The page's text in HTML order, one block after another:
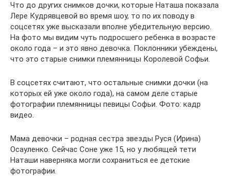
Что до других снимков дочки, которые Наташа показала
Лере Кудрявцевой во время шоу, то по их поводу в
соцсетях уже высказали вполне убедительную версию.
На фото мы видим чуть подросшего ребенка в возрасте
около года – и это явно девочка. Поклонники убеждены,
что это старые снимки племянницы Королевой Софьи.
В соцсетях считают, что остальные снимки дочки (на
которых ей уже около года), на самом деле старые
фотографии племянницы певицы Софьи. Фото: кадр
видео.
Мама девочки – родная сестра звезды Руся (Ирина)
Осауленко. Сейчас Соне уже 15, но у любящей тети
Наташи наверняка могли сохраниться ее детские
фотографии.